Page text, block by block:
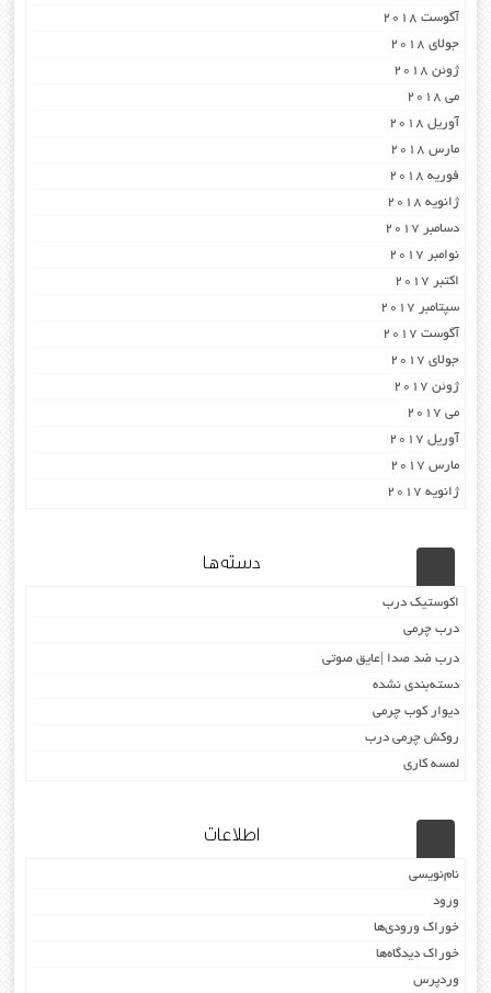
آگوست 2018
جولای 2018
ژوئن 2018
می 2018
آوریل 2018
مارس 2018
فوریه 2018
ژانویه 2018
دسامبر 2017
نوامبر 2017
اکتبر 2017
سپتامبر 2017
آگوست 2017
جولای 2017
ژوئن 2017
می 2017
آوریل 2017
مارس 2017
ژانویه 2017
دسته‌ها
اکوستیک درب
درب چرمی
درب ضد صدا |عایق صوتی
دسته‌بندی نشده
دیوار کوب چرمی
روکش چرمی درب
لمسه کاری
اطلاعات
نام‌نویسی
ورود
خوراک ورودی‌ها
خوراک دیدگاه‌ها
وردپرس